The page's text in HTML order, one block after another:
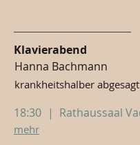
Klavierabend
Hanna Bachmann
krankheitshalber
18:30 | Rathaussaal
mehr